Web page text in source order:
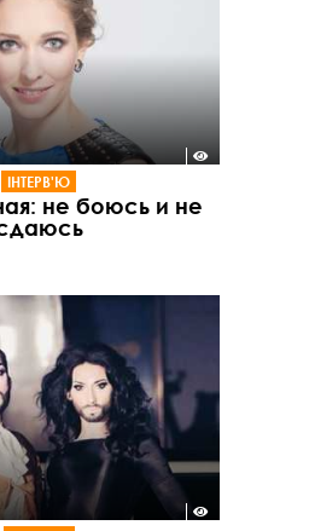
ІНТЕРВ'Ю
не боюсь и не